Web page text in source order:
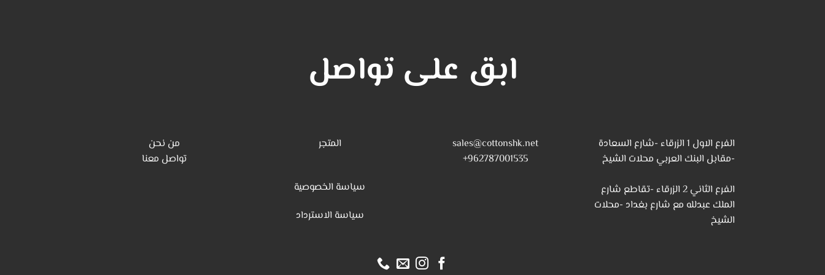
ابق على تواصل
الفرع الاول 1 الزرقاء -شارع السعادة
-مقابل البنك العربي محلات الشيخ
الفرع الثاني 2 الزرقاء -تقاطع شارع
الملك عبدلله مع شارع بغداد -محلات
الشيخ
sales@cottonshk.net
962787001535+
المتجر
سياسة الخصوصية
سياسة الاسترداد
من نحن
تواصل معنا